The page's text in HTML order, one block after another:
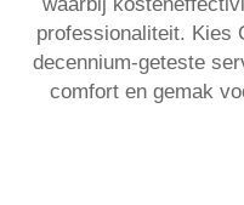
professionaliteit. Kies
decennium-geteste
comfort en gemak